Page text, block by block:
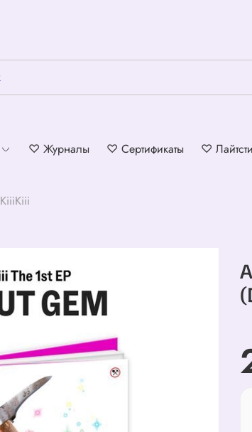
♡ Журналы ♡ Сертификаты ♡
KiiiKiii